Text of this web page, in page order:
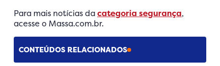
Para mais notícias dacategoria segurança,
acesse o Massa.com.br.
CONTEÚDOS RELACIONADOS